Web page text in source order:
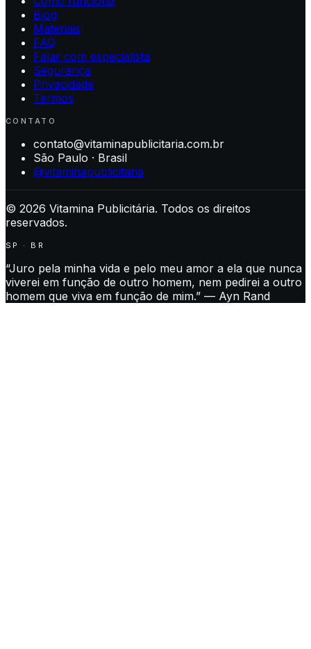
Blog
Materiais
FAQ
Falar com especialista
Segurança
Privacidade
Termos
CONTATO
contato@vitaminapublicitaria.com.br
São Paulo · Brasil
@vitaminapublicitaria
© 2026 Vitamina Publicitária. Todos os direitos
reservados.
SP · BR
“Juro pela minha vida e pelo meu amor a ela que nunca
viverei em função de outro homem, nem pedirei a outro
homem que viva em função de mim.” — Ayn Rand